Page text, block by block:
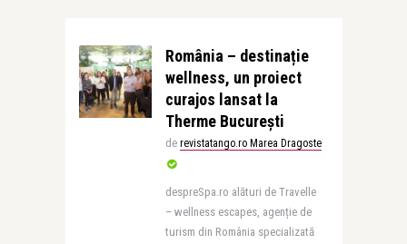
România – destinație
wellness, un proiect
curajos lansat la
Therme București
de revistatango.ro Marea Dragoste
despreSpa.ro alături de Travelle
– wellness escapes, agenție de
turism din România specializată